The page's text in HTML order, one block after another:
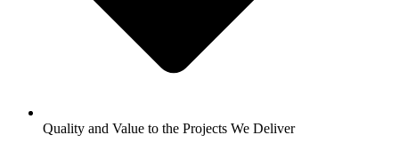
Quality and Value to the Projects We Deliver